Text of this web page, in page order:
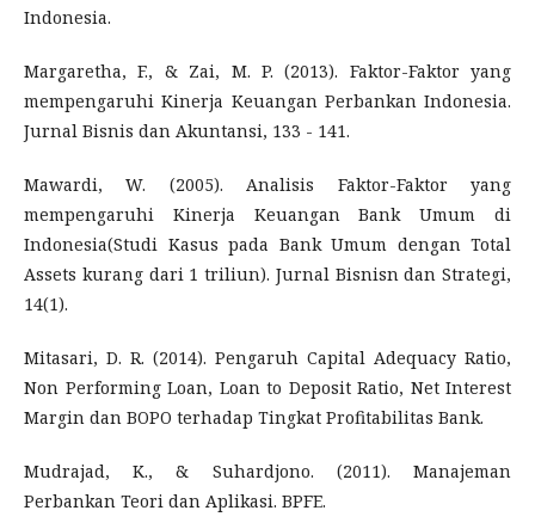
Indonesia.
Margaretha, F., & Zai, M. P. (2013). Faktor-Faktor yang
mempengaruhi Kinerja Keuangan Perbankan Indonesia.
Jurnal Bisnis dan Akuntansi, 133 - 141.
Mawardi, W. (2005). Analisis Faktor-Faktor yang
mempengaruhi Kinerja Keuangan Bank Umum di
Indonesia(Studi Kasus pada Bank Umum dengan Total
Assets kurang dari 1 triliun). Jurnal Bisnisn dan Strategi,
14(1).
Mitasari, D. R. (2014). Pengaruh Capital Adequacy Ratio,
Non Performing Loan, Loan to Deposit Ratio, Net Interest
Margin dan BOPO terhadap Tingkat Profitabilitas Bank.
Mudrajad, K., & Suhardjono. (2011). Manajeman
Perbankan Teori dan Aplikasi. BPFE.